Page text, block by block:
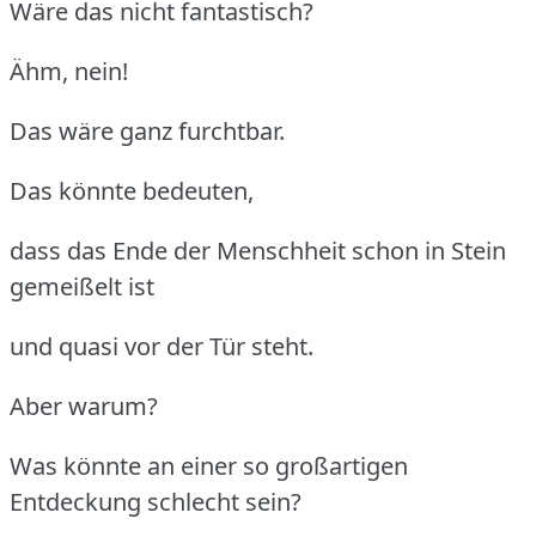
Wäre das nicht fantastisch?
Ähm, nein!
Das wäre ganz furchtbar.
Das könnte bedeuten,
dass das Ende der Menschheit schon in Stein
gemeißelt ist
und quasi vor der Tür steht.
Aber warum?
Was könnte an einer so großartigen
Entdeckung schlecht sein?